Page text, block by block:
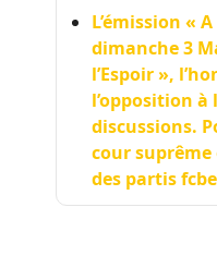
L’émission «
dimanche 3
l’Espoir »,
l’opposition
discussions.
cour
des partis